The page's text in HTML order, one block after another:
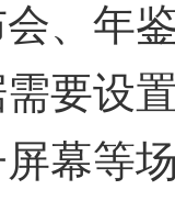
、年
要设
幕等